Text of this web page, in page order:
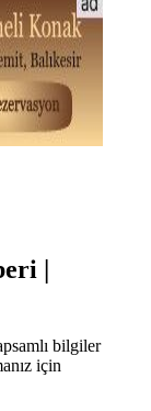
|
bilgiler
için